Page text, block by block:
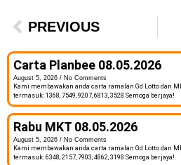
PREVIOUS
Carta Planbee 08.05.2026
August 5, 2026
No Comments
Kami membawakan anda carta ramalan Gd Lotto dan
termasuk: 1368, 7549, 9207, 6813, 3528 Semoga berjaya!
Rabu MKT 08.05.2026
August 5, 2026
No Comments
Kami membawakan anda carta ramalan Gd Lotto dan
termasuk: 6348, 2157, 7903, 4862, 3198 Semoga berjaya!